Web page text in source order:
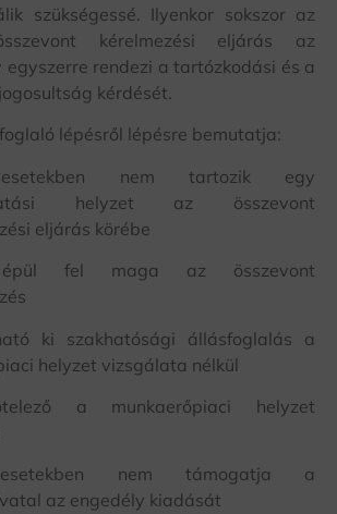
szükségessé. Ilyenkor sokszor az
kérelmezési eljárás az
rendezi a tartózkodási és a
kérdését.
lépésről lépésre bemutatja:
nem tartozik egy
helyzet az összevont
eljárás körébe
fel maga az összevont
ki szakhatósági állásfoglalás a
helyzet vizsgálata nélkül
a munkaerőpiaci helyzet
nem támogatja a
az engedély kiadását